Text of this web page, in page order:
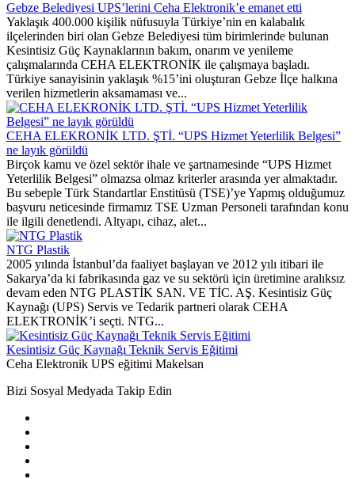
Gebze Belediyesi UPS’lerini Ceha Elektronik’e emanet etti
Yaklaşık 400.000 kişilik nüfusuyla Türkiye’nin en kalabalık
ilçelerinden biri olan Gebze Belediyesi tüm birimlerinde bulunan
Kesintisiz Güç Kaynaklarının bakım, onarım ve yenileme
çalışmalarında CEHA ELEKTRONİK ile çalışmaya başladı.
Türkiye sanayisinin yaklaşık %15’ini oluşturan Gebze İlçe halkına
verilen hizmetlerin aksamaması ve...
CEHA ELEKRONİK LTD. ŞTİ. “UPS Hizmet Yeterlilik Belgesi”
ne layık görüldü
Birçok kamu ve özel sektör ihale ve şartnamesinde “UPS Hizmet
Yeterlilik Belgesi” olmazsa olmaz kriterler arasında yer almaktadır.
Bu sebeple Türk Standartlar Enstitüsü (TSE)’ye Yapmış olduğumuz
başvuru neticesinde firmamız TSE Uzman Personeli tarafından konu
ile ilgili denetlendi. Altyapı, cihaz, alet...
NTG Plastik
2005 yılında İstanbul’da faaliyet başlayan ve 2012 yılı itibari ile
Sakarya’da ki fabrikasında gaz ve su sektörü için üretimine aralıksız
devam eden NTG PLASTİK SAN. VE TİC. AŞ. Kesintisiz Güç
Kaynağı (UPS) Servis ve Tedarik partneri olarak CEHA
ELEKTRONİK’i seçti. NTG...
Kesintisiz Güç Kaynağı Teknik Servis Eğitimi
Ceha Elektronik UPS eğitimi Makelsan
Bizi Sosyal Medyada Takip Edin